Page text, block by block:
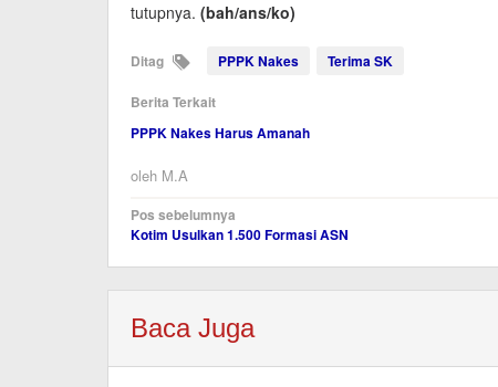
tutupnya. (bah/ans/ko)
Ditag PPPK Nakes Terima SK
Berita Terkait
PPPK Nakes Harus Amanah
oleh M.A
Navigasi
pos
Pos sebelumnya
Kotim Usulkan 1.500 Formasi ASN
Baca Juga